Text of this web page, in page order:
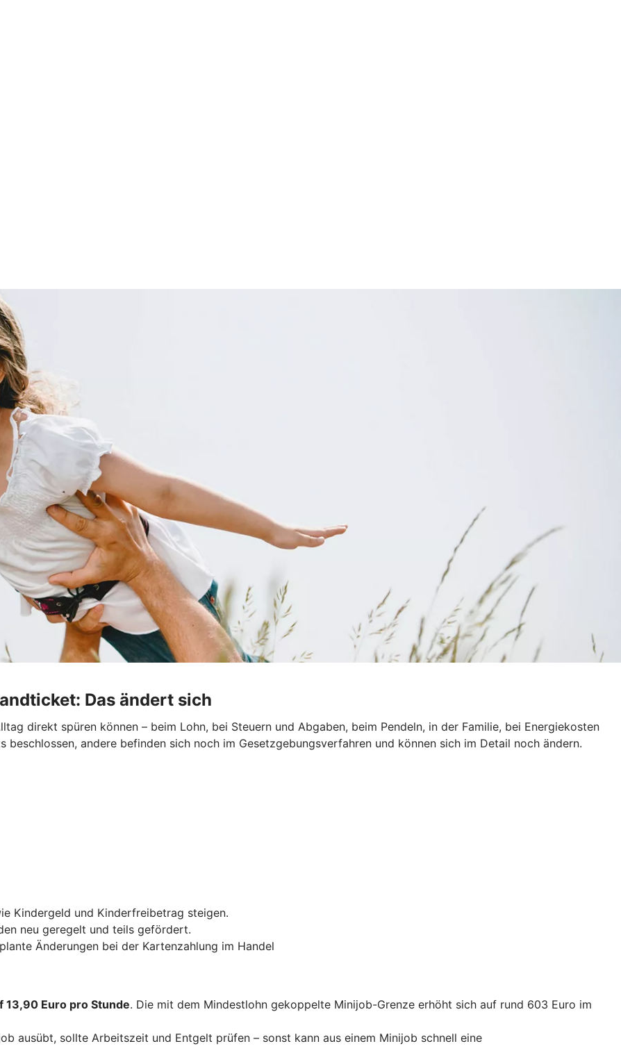
Das ändert sich
direkt spüren können – beim Lohn, bei Steuern und Abgaben, beim Pendeln, in der Familie, bei Energiekosten
andere befinden sich noch im Gesetzgebungsverfahren und können sich im Detail noch ändern.
Kindergeld und Kinderfreibetrag steigen.
neu geregelt und teils gefördert.
Änderungen bei der Kartenzahlung im Handel
Euro pro Stunde. Die mit dem Mindestlohn gekoppelte Minijob-Grenze erhöht sich auf rund 603 Euro im
ausübt, sollte Arbeitszeit und Entgelt prüfen – sonst kann aus einem Minijob schnell eine